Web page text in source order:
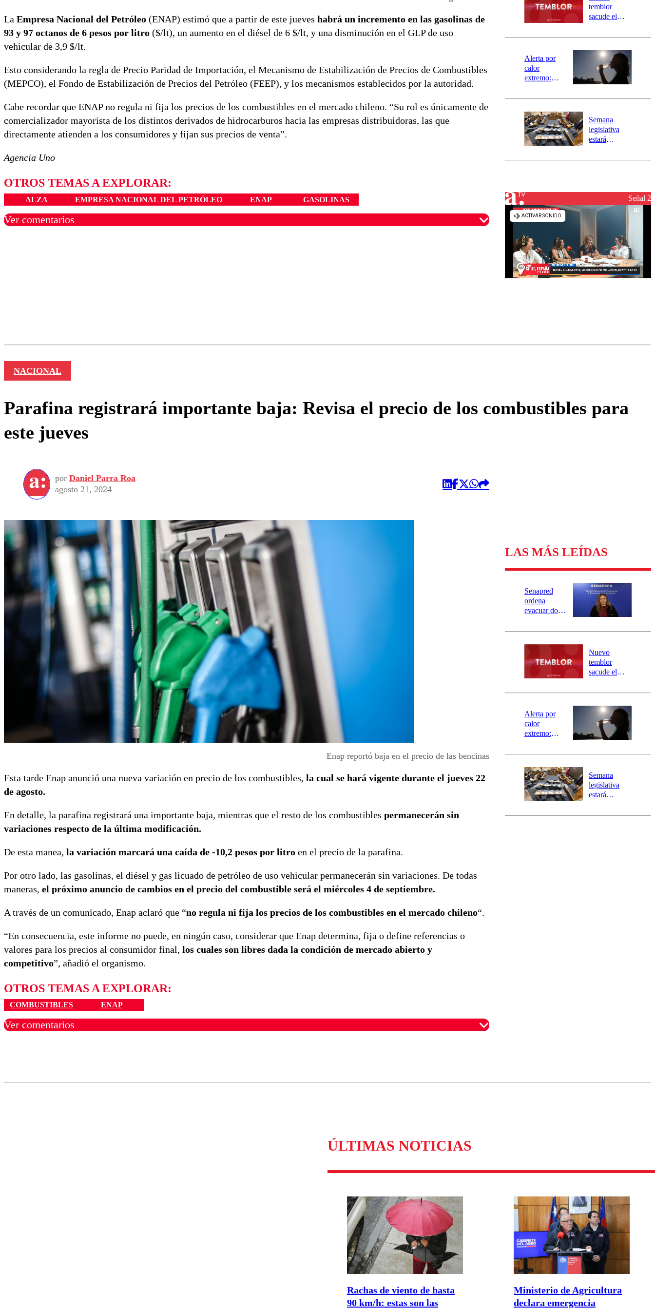
La Empresa Nacional del Petróleo (ENAP) estimó que a partir de este jueves habrá un incremento en las gasolinas de
93 y 97 octanos de 6 pesos por litro ($/lt), un aumento en el diésel de 6 $/lt, y una disminución en el GLP de uso
vehicular de 3,9 $/lt.
Esto considerando la regla de Precio Paridad de Importación, el Mecanismo de Estabilización de Precios de Combustibles
(MEPCO), el Fondo de Estabilización de Precios del Petróleo (FEEP), y los mecanismos establecidos por la autoridad.
Cabe recordar que ENAP no regula ni fija los precios de los combustibles en el mercado chileno. “Su rol es únicamente de
comercializador mayorista de los distintos derivados de hidrocarburos hacia las empresas distribuidoras, las que
directamente atienden a los consumidores y fijan sus precios de venta”.
Agencia Uno
OTROS TEMAS A EXPLORAR:
ALZA EMPRESA NACIONAL DEL PETRÓLEO ENAP GASOLINAS
Ver comentarios
activa
mensajería
SAE
temblor
sacude el
revisa la
epicentro
Alerta por
calor
extremo:
activa Alerta
Preventiva en
tres comunas
Semana
legislativa
estará
el fin de la
reconstrucciónSeñal 2
NACIONAL
Parafina registrará importante baja: Revisa el precio de los combustibles para
este jueves
por Daniel Parra Roa
agosto 21, 2024
Enap reportó baja en el precio de las bencinas
Esta tarde Enap anunció una nueva variación en precio de los combustibles, la cual se hará vigente durante el jueves 22
de agosto.
En detalle, la parafina registrará una importante baja, mientras que el resto de los combustibles permanecerán sin
variaciones respecto de la última modificación.
De esta manea, la variación marcará una caída de -10,2 pesos por litro en el precio de la parafina.
Por otro lado, las gasolinas, el diésel y gas licuado de petróleo de uso vehicular permanecerán sin variaciones. De todas
maneras, el próximo anuncio de cambios en el precio del combustible será el miércoles 4 de septiembre.
A través de un comunicado, Enap aclaró que “no regula ni fija los precios de los combustibles en el mercado chileno“.
“En consecuencia, este informe no puede, en ningún caso, considerar que Enap determina, fija o define referencias o
valores para los precios al consumidor final, los cuales son libres dada la condición de mercado abierto y
competitivo”, añadió el organismo.
OTROS TEMAS A EXPLORAR:
COMBUSTIBLES ENAP
Ver comentarios
LAS MÁS LEÍDAS
Senapred
ordena
evacuar dos
Carahue por
río Damas:
activa
mensajería
SAE
Nuevo
temblor
sacude el
revisa la
epicentro
Alerta por
calor
extremo:
activa Alerta
Preventiva en
tres comunas
Semana
legislativa
estará
el fin de la
ÚLTIMAS NOTICIAS
Rachas de viento de hasta
90 km/h: estas son las
Ministerio de Agricultura
declara emergencia